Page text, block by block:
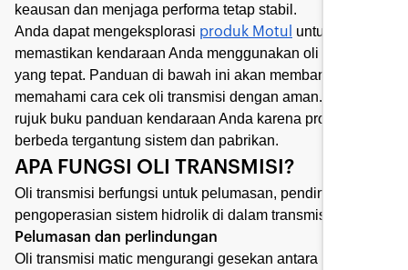
keausan dan menjaga performa tetap stabil.
Anda dapat mengeksplorasi produk Motul
untuk
memastikan kendaraan Anda menggunakan oli transmisi
yang tepat. Panduan di bawah ini akan membantu Anda
memahami cara cek oli transmisi dengan aman. Selalu
rujuk buku panduan kendaraan Anda karena proses dapat
berbeda tergantung sistem dan pabrikan.
APA FUNGSI OLI TRANSMISI?
Oli transmisi berfungsi untuk pelumasan, pendinginan, dan
pengoperasian sistem hidrolik di dalam transmisi.
Pelumasan dan perlindungan
Oli transmisi matic mengurangi gesekan antara roda gigi,